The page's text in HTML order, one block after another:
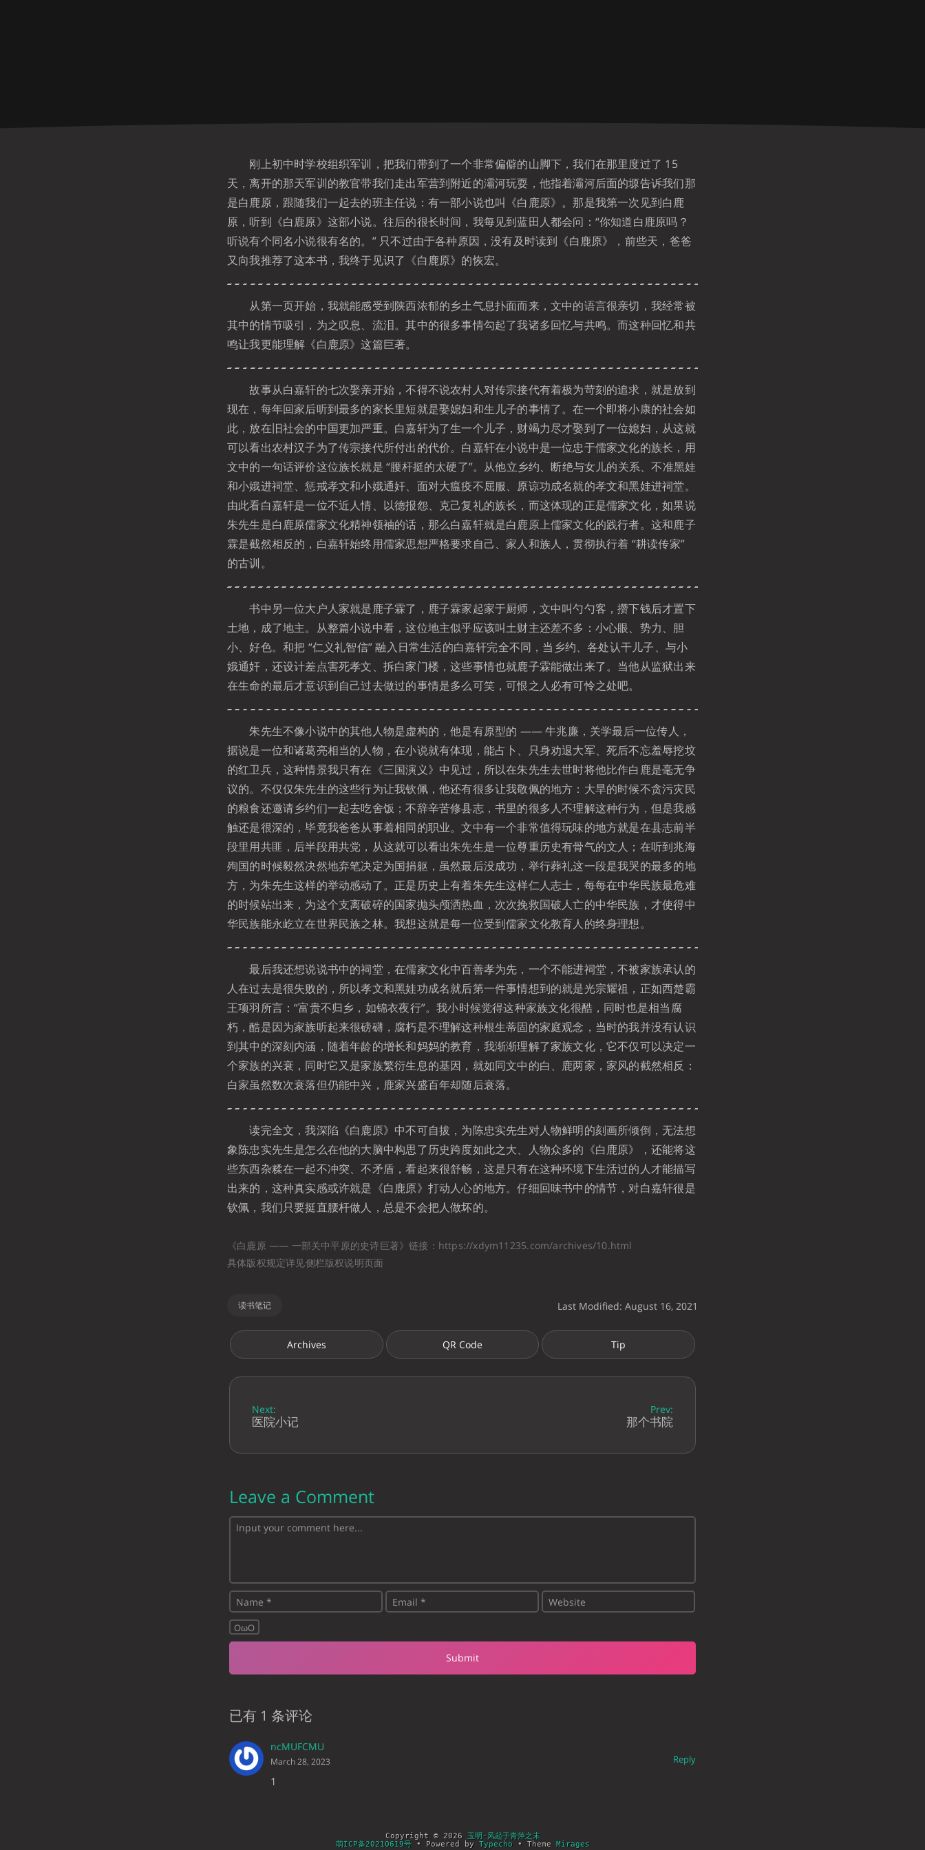
刚上初中时学校组织军训，把我们带到了一个非常偏僻的山脚下，我们在那里度过了 15
天，离开的那天军训的教官带我们走出军营到附近的灞河玩耍，他指着灞河后面的塬告诉我们那
是白鹿原，跟随我们一起去的班主任说：有一部小说也叫《白鹿原》。那是我第一次见到白鹿
原，听到《白鹿原》这部小说。往后的很长时间，我每见到蓝田人都会问：“你知道白鹿原吗？
听说有个同名小说很有名的。” 只不过由于各种原因，没有及时读到《白鹿原》，前些天，爸爸
又向我推荐了这本书，我终于见识了《白鹿原》的恢宏。
从第一页开始，我就能感受到陕西浓郁的乡土气息扑面而来，文中的语言很亲切，我经常被
其中的情节吸引，为之叹息、流泪。其中的很多事情勾起了我诸多回忆与共鸣。而这种回忆和共
鸣让我更能理解《白鹿原》这篇巨著。
故事从白嘉轩的七次娶亲开始，不得不说农村人对传宗接代有着极为苛刻的追求，就是放到
现在，每年回家后听到最多的家长里短就是娶媳妇和生儿子的事情了。在一个即将小康的社会如
此，放在旧社会的中国更加严重。白嘉轩为了生一个儿子，财竭力尽才娶到了一位媳妇，从这就
可以看出农村汉子为了传宗接代所付出的代价。白嘉轩在小说中是一位忠于儒家文化的族长，用
文中的一句话评价这位族长就是 “腰杆挺的太硬了”。从他立乡约、断绝与女儿的关系、不准黑娃
和小娥进祠堂、惩戒孝文和小娥通奸、面对大瘟疫不屈服、原谅功成名就的孝文和黑娃进祠堂。
由此看白嘉轩是一位不近人情、以德报怨、克己复礼的族长，而这体现的正是儒家文化，如果说
朱先生是白鹿原儒家文化精神领袖的话，那么白嘉轩就是白鹿原上儒家文化的践行者。这和鹿子
霖是截然相反的，白嘉轩始终用儒家思想严格要求自己、家人和族人，贯彻执行着 “耕读传家”
的古训。
书中另一位大户人家就是鹿子霖了，鹿子霖家起家于厨师，文中叫勺勺客，攒下钱后才置下
土地，成了地主。从整篇小说中看，这位地主似乎应该叫土财主还差不多：小心眼、势力、胆
小、好色。和把 “仁义礼智信” 融入日常生活的白嘉轩完全不同，当乡约、各处认干儿子、与小
娥通奸，还设计差点害死孝文、拆白家门楼，这些事情也就鹿子霖能做出来了。当他从监狱出来
在生命的最后才意识到自己过去做过的事情是多么可笑，可恨之人必有可怜之处吧。
朱先生不像小说中的其他人物是虚构的，他是有原型的 —— 牛兆廉，关学最后一位传人，
据说是一位和诸葛亮相当的人物，在小说就有体现，能占卜、只身劝退大军、死后不忘羞辱挖坟
的红卫兵，这种情景我只有在《三国演义》中见过，所以在朱先生去世时将他比作白鹿是毫无争
议的。不仅仅朱先生的这些行为让我钦佩，他还有很多让我敬佩的地方：大旱的时候不贪污灾民
的粮食还邀请乡约们一起去吃舍饭；不辞辛苦修县志，书里的很多人不理解这种行为，但是我感
触还是很深的，毕竟我爸爸从事着相同的职业。文中有一个非常值得玩味的地方就是在县志前半
段里用共匪，后半段用共党，从这就可以看出朱先生是一位尊重历史有骨气的文人；在听到兆海
殉国的时候毅然决然地弃笔决定为国捐躯，虽然最后没成功，举行葬礼这一段是我哭的最多的地
方，为朱先生这样的举动感动了。正是历史上有着朱先生这样仁人志士，每每在中华民族最危难
的时候站出来，为这个支离破碎的国家抛头颅洒热血，次次挽救国破人亡的中华民族，才使得中
华民族能永屹立在世界民族之林。我想这就是每一位受到儒家文化教育人的终身理想。
最后我还想说说书中的祠堂，在儒家文化中百善孝为先，一个不能进祠堂，不被家族承认的
人在过去是很失败的，所以孝文和黑娃功成名就后第一件事情想到的就是光宗耀祖，正如西楚霸
王项羽所言：“富贵不归乡，如锦衣夜行”。我小时候觉得这种家族文化很酷，同时也是相当腐
朽，酷是因为家族听起来很磅礴，腐朽是不理解这种根生蒂固的家庭观念，当时的我并没有认识
到其中的深刻内涵，随着年龄的增长和妈妈的教育，我渐渐理解了家族文化，它不仅可以决定一
个家族的兴衰，同时它又是家族繁衍生息的基因，就如同文中的白、鹿两家，家风的截然相反：
白家虽然数次衰落但仍能中兴，鹿家兴盛百年却随后衰落。
读完全文，我深陷《白鹿原》中不可自拔，为陈忠实先生对人物鲜明的刻画所倾倒，无法想
象陈忠实先生是怎么在他的大脑中构思了历史跨度如此之大、人物众多的《白鹿原》，还能将这
些东西杂糅在一起不冲突、不矛盾，看起来很舒畅，这是只有在这种环境下生活过的人才能描写
出来的，这种真实感或许就是《白鹿原》打动人心的地方。仔细回味书中的情节，对白嘉轩很是
钦佩，我们只要挺直腰杆做人，总是不会把人做坏的。
《白鹿原 —— 一部关中平原的史诗巨著》链接：https://xdym11235.com/archives/10.html
具体版权规定详见侧栏版权说明页面
读书笔记 Last Modified: August 16, 2021
Archives QR Code Tip
Next:
医院小记
Prev:
那个书院
Leave a Comment
OωO
已有 1 条评论
ncMUFCMU
Reply
March 28, 2023
1
Copyright © 2026
玉明-风起于青萍之末
萌ICP备20210619号• Powered by Typecho• Theme Mirages